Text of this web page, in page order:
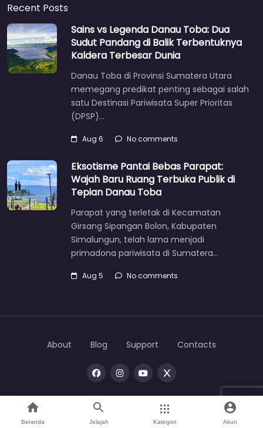
Recent Posts
Sains vs Legenda Danau Toba: Dua
Sudut Pandang di Balik Terbentuknya
Kaldera Terbesar Dunia
Danau Toba di Provinsi Sumatera Utara
memegang predikat penting sebagai salah
satu Destinasi Pariwisata Super Prioritas
(DPSP)…
Aug 6 No comments
Eksotisme Pantai Bebas Parapat:
Wajah Baru Ruang Terbuka Publik di
Tepian Danau Toba
Parapat yang terletak di Kecamatan
Girsang Sipangan Bolon, Kabupaten
Simalungun, telah lama menjadi
primadona pariwisata di Sumatera…
Aug 5 No comments
Copyright © 2026 | One
About Blog Support Contacts
Beranda Jelajah Kategori Akun
Home Search Direktori Account